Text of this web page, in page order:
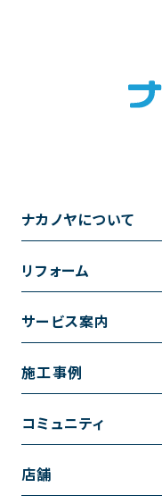
ナカノヤについて
採用情報
リフォーム
トイレのリフォーム
キッチンのリフォーム
リノベーション
サービス案内
サービスの流れ
施工事例
施工事例一覧
お風呂の施工事例
コミュニティ
コミュニティ
店舗